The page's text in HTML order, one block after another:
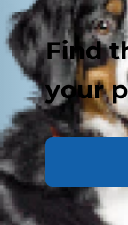
Find
your
Lidé milují